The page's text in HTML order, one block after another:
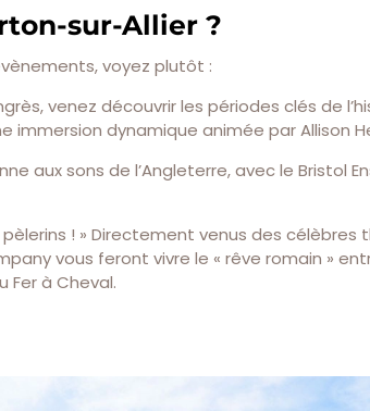
sur-Allier ?
voyez plutôt :
venez découvrir les périodes clés de
immersion dynamique animée par Allison
aux sons de l’Angleterre, avec le Bristol
pèlerins ! » Directement venus des
vous feront vivre le « rêve romain »
à Cheval.